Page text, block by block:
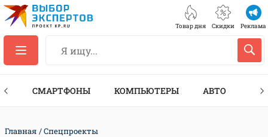
Товар дня Скидки Реклама
СМАРТФОНЫ КОМПЬЮТЕРЫ АВТО
Главная Спецпроекты